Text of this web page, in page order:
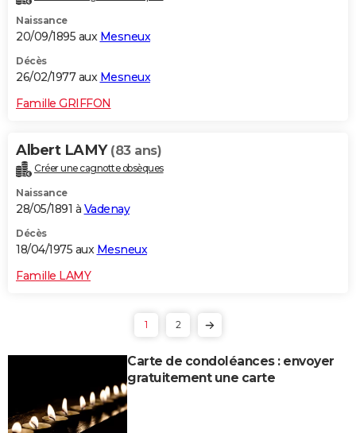
Naissance
20/09/1895 aux Mesneux
Décès
26/02/1977 aux Mesneux
Famille GRIFFON
Albert LAMY (83 ans)
Créer une cagnotte obsèques
Naissance
28/05/1891 à Vadenay
Décès
18/04/1975 aux Mesneux
Famille LAMY
1 2
Carte de condoléances : envoyer
gratuitement une carte